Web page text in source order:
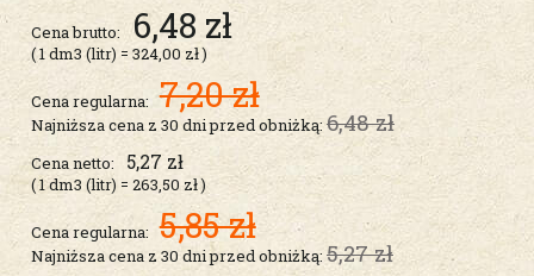
Cena brutto: 6,48 zł
( 1dm3 (litr) = 324,00 zł)
Cena regularna: 7,20 zł
Najniższa cena z 30 dni przed obniżką: 6,48 zł
Cena netto: 5,27 zł
( 1dm3 (litr) = 263,50 zł)
Cena regularna: 5,85 zł
Najniższa cena z 30 dni przed obniżką: 5,27 zł